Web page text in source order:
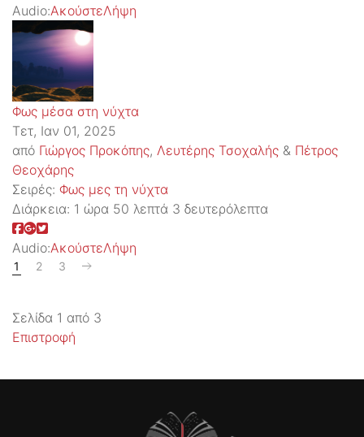
Audio:ΑκούστεΛήψη
Φως μέσα στη νύχτα
Τετ, Ιαν 01, 2025
από Γιώργος Προκόπης, Λευτέρης Τσοχαλής & Πέτρος
Θεοχάρης
Σειρές: Φως μες τη νύχτα
Διάρκεια: 1 ώρα 50 λεπτά 3 δευτερόλεπτα
Audio:ΑκούστεΛήψη
1 2 3
Σελίδα 1 από 3
Επιστροφή